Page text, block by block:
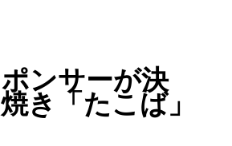
ンサーが決
き「たこば」